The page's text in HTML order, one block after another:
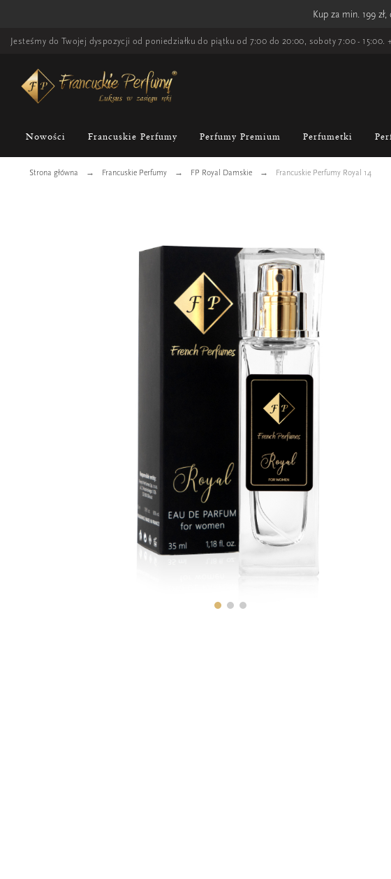
Kup za min. 199
Jesteśmy do Twojej dyspozycji od poniedziałku do piątku od 7:00 do 20:00, soboty 7:00 - 15:00.
Nowości Francuskie Perfumy Perfumy Premium Perfumetki
Strona główna Francuskie Perfumy FP Royal Damskie Francuskie Perfumy Royal 14